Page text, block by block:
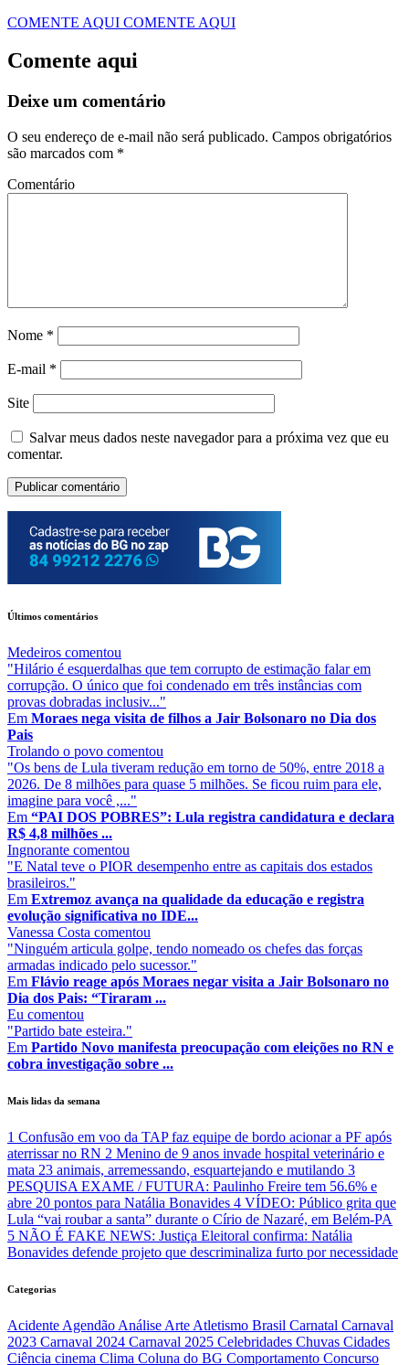
COMENTE AQUI COMENTE AQUI
Comente aqui
Deixe um comentário
O seu endereço de e-mail não será publicado. Campos obrigatórios
são marcados com *
Comentário
Nome *
E-mail *
Site
Salvar meus dados neste navegador para a próxima vez que eu
comentar.
Últimos comentários
Medeiros comentou
"Hilário é esquerdalhas que tem corrupto de estimação falar em
corrupção. O único que foi condenado em três instâncias com
provas dobradas inclusiv..."
Em Moraes nega visita de filhos a Jair Bolsonaro no Dia dos
Pais
Trolando o povo comentou
"Os bens de Lula tiveram redução em torno de 50%, entre 2018 a
2026. De 8 milhões para quase 5 milhões. Se ficou ruim para ele,
imagine para você ,..."
Em “PAI DOS POBRES”: Lula registra candidatura e declara
R$ 4,8 milhões ...
Ingnorante comentou
"E Natal teve o PIOR desempenho entre as capitais dos estados
brasileiros."
Em Extremoz avança na qualidade da educação e registra
evolução significativa no IDE...
Vanessa Costa comentou
"Ninguém articula golpe, tendo nomeado os chefes das forças
armadas indicado pelo sucessor."
Em Flávio reage após Moraes negar visita a Jair Bolsonaro no
Dia dos Pais: “Tiraram ...
Eu comentou
"Partido bate esteira."
Em Partido Novo manifesta preocupação com eleições no RN e
cobra investigação sobre ...
Mais lidas da semana
1 Confusão em voo da TAP faz equipe de bordo acionar a PF após
aterrissar no RN 2 Menino de 9 anos invade hospital veterinário e
mata 23 animais, arremessando, esquartejando e mutilando 3
PESQUISA EXAME / FUTURA: Paulinho Freire tem 56.6% e
abre 20 pontos para Natália Bonavides 4 VÍDEO: Público grita que
Lula “vai roubar a santa” durante o Círio de Nazaré, em Belém-PA
5 NÃO É FAKE NEWS: Justiça Eleitoral confirma: Natália
Bonavides defende projeto que descriminaliza furto por necessidade
Categorias
Acidente Agendão Análise Arte Atletismo Brasil Carnatal Carnaval
2023 Carnaval 2024 Carnaval 2025 Celebridades Chuvas Cidades
Ciência cinema Clima Coluna do BG Comportamento Concurso